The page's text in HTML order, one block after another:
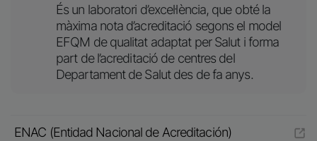
És un laboratori d’excel·lència, que obté la
màxima nota d’acreditació segons el model
EFQM de qualitat adaptat per Salut i forma
part de l’acreditació de centres del
Departament de Salut des de fa anys.
ENAC (Entidad Nacional de Acreditación)